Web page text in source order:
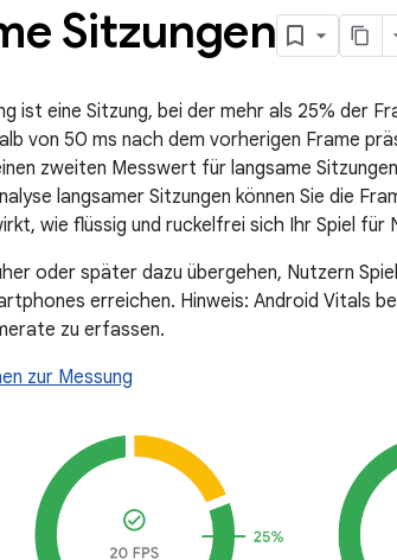
Sitzungen
ist eine Sitzung, bei der mehr als 25% der
von 50 ms nach dem vorherigen Frame
zweiten Messwert für langsame
langsamer Sitzungen können Sie die
wie flüssig und ruckelfrei sich Ihr Spiel für
oder später dazu übergehen, Nutzern
erreichen. Hinweis: Android Vitals
zu erfassen.
zur Messung